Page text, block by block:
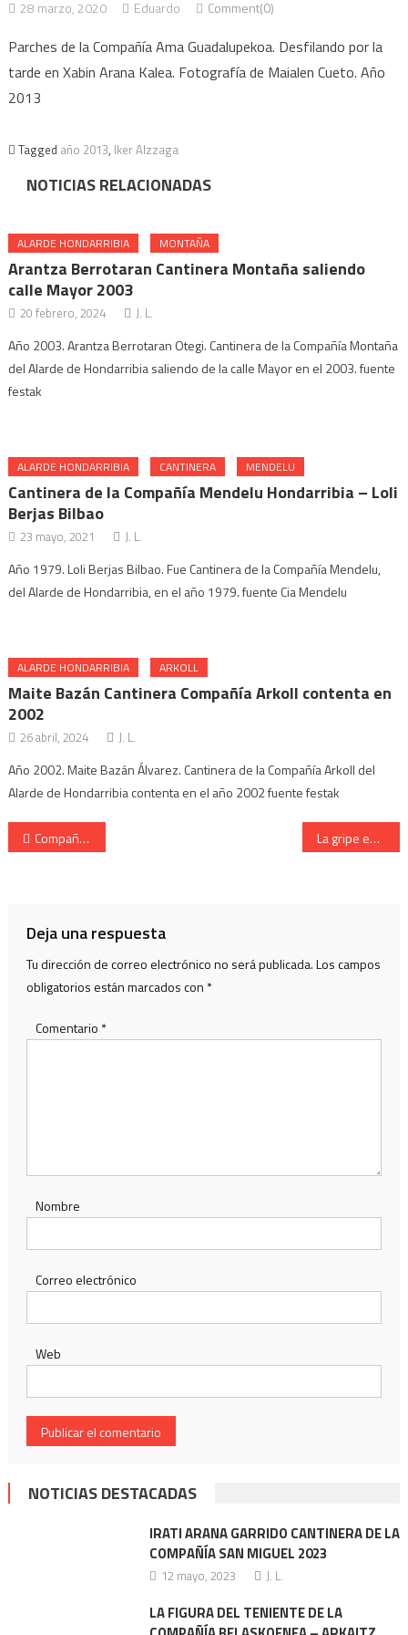
28 marzo, 2020 Eduardo Comment(0)
Parches de la Compañía Ama Guadalupekoa. Desfilando por la
tarde en Xabin Arana Kalea. Fotografía de Maialen Cueto. Año
2013
Tagged año 2013, Iker Alzzaga
NOTICIAS RELACIONADAS
ALARDE HONDARRIBIA MONTAÑA
Arantza Berrotaran Cantinera Montaña saliendo
calle Mayor 2003
20 febrero, 2024 J. L.
Año 2003. Arantza Berrotaran Otegi. Cantinera de la Compañía Montaña
del Alarde de Hondarribia saliendo de la calle Mayor en el 2003. fuente
festak
ALARDE HONDARRIBIA CANTINERA MENDELU
Cantinera de la Compañía Mendelu Hondarribia – Loli
Berjas Bilbao
23 mayo, 2021 J. L.
Año 1979. Loli Berjas Bilbao. Fue Cantinera de la Compañía Mendelu,
del Alarde de Hondarribia, en el año 1979. fuente Cia Mendelu
ALARDE HONDARRIBIA ARKOLL
Maite Bazán Cantinera Compañía Arkoll contenta en
2002
26 abril, 2024 J. L.
Año 2002. Maite Bazán Álvarez. Cantinera de la Compañía Arkoll del
Alarde de Hondarribia contenta en el año 2002 fuente festak
Navegación
Compañía Ama Guadalupekoa. Capitán Angel Aramendi Jauregi. Año 2013 La gripe española-el coronavirus-el soldado de Nápoles. (el confidencial)
Deja una respuesta
Tu dirección de correo electrónico no será publicada.Los campos
obligatorios están marcados con *
Comentario *
Nombre
Correo electrónico
Web
NOTICIAS DESTACADAS
IRATI ARANA GARRIDO CANTINERA DE LA
COMPAÑÍA SAN MIGUEL 2023
12 mayo, 2023 J. L.
LA FIGURA DEL TENIENTE DE LA